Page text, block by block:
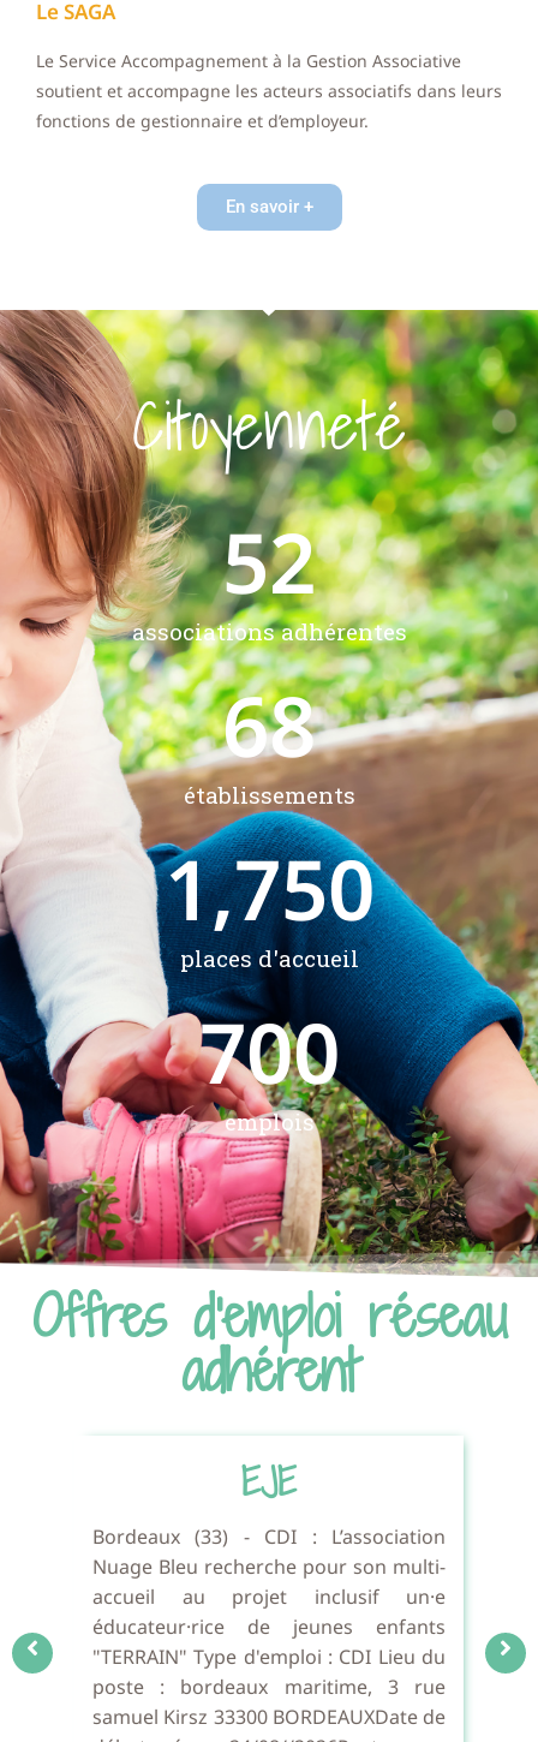
Le SAGA
Le Service Accompagnement à la Gestion Associative
soutient et accompagne les acteurs associatifs dans leurs
fonctions de gestionnaire et d’employeur.
En savoir +
Citoyenneté
associations adhérentes
52
établissements
68
places d'accueil
1,750
emplois
700
Offres d'emploi réseau
adhérent
:
EJE
Bordeaux (33) - CDI : L’association
Nuage Bleu recherche pour son multi-
accueil au projet inclusif un·e
éducateur·rice de jeunes enfants
"TERRAIN" Type d'emploi : CDI Lieu du
poste : bordeaux maritime, 3 rue
samuel Kirsz 33300 BORDEAUXDate de